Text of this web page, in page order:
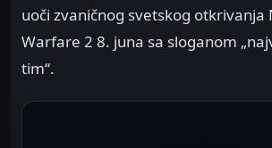
uoči zvaničnog svetskog otkrivanja
Warfare 2 8. juna sa sloganom
tim“.